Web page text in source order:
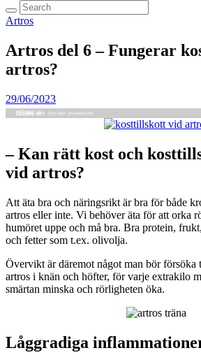
Artros
Artros del 6 – Fungerar
artros?
29/06/2023
– Kan rätt kost och
vid artros?
Att äta bra och näringsrikt är bra för både
artros eller inte. Vi behöver äta för att orka
humöret uppe och må bra. Bra protein,
och fetter som t.ex. olivolja.
Övervikt är däremot något man bör försöka
artros i knän och höfter, för varje extrakilo
smärtan minska och rörligheten öka.
Låggradiga